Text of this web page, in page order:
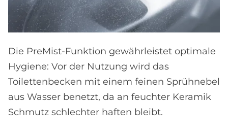
Die PreMist-Funktion gewährleistet optimale
Hygiene: Vor der Nutzung wird das
Toilettenbecken mit einem feinen Sprühnebel
aus Wasser benetzt, da an feuchter Keramik
Schmutz schlechter haften bleibt.